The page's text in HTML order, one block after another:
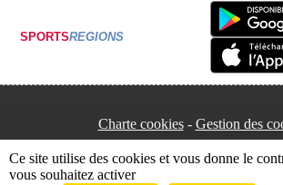
SPORTSREGIONS
Charte cookies Gestion des
Ce site utilise des cookies et vous donne le
vous souhaitez activer